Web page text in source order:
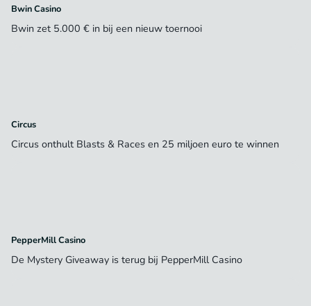
Bwin Casino
Bwin zet 5.000 € in bij een nieuw toernooi
Circus
Circus onthult Blasts & Races en 25 miljoen euro te winnen
PepperMill Casino
De Mystery Giveaway is terug bij PepperMill Casino